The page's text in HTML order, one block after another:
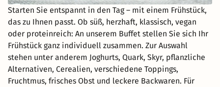
Starten Sie entspannt in den Tag – mit einem Frühstück,
das zu Ihnen passt. Ob süß, herzhaft, klassisch, vegan
oder proteinreich: An unserem Buffet stellen Sie sich Ihr
Frühstück ganz individuell zusammen. Zur Auswahl
stehen unter anderem Joghurts, Quark, Skyr, pflanzliche
Alternativen, Cerealien, verschiedene Toppings,
Fruchtmus, frisches Obst und leckere Backwaren. Für